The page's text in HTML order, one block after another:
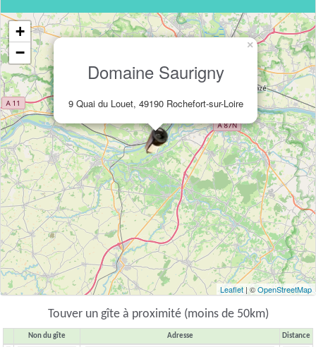
Domaine Saurigny
9 Quai du Louet, 49190 Rochefort-sur-Loire
×
+
−
Leaflet | ©OpenStreetMap
Touver un gîte à proximité (moins de 50km)
Non du gîte Adresse Distance